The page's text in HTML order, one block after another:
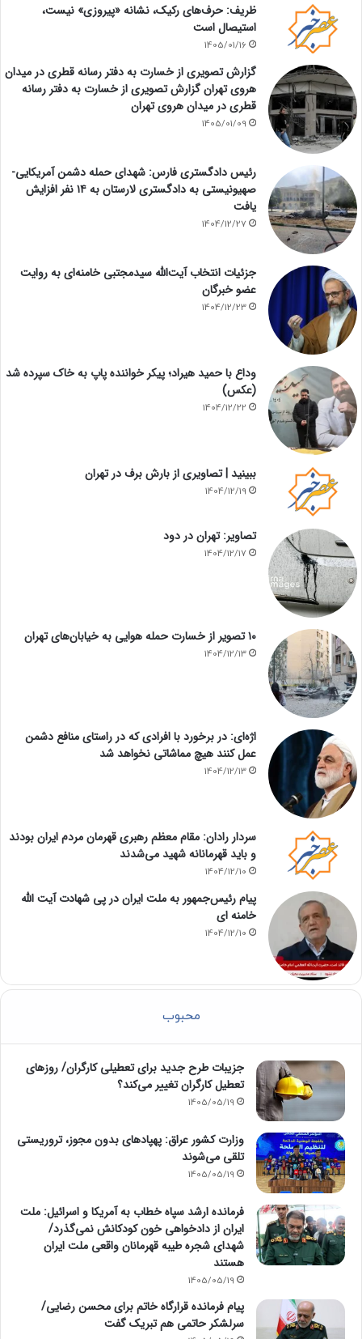
ظریف: حرف‌های رکیک، نشانه «پیروزی» نیست،
استیصال است
1405/01/16
گزارش تصویری از خسارت به دفتر رسانه قطری در میدان
هروی تهران گزارش تصویری از خسارت به دفتر رسانه
قطری در میدان هروی تهران
1405/01/09
رئیس دادگستری فارس: شهدای حمله دشمن آمریکایی-
صهیونیستی به دادگستری لارستان به ۱۴ نفر افزایش
یافت
1404/12/27
جزئیات انتخاب آیت‌الله سیدمجتبی خامنه‌ای به روایت
عضو خبرگان
1404/12/23
وداع با حمید هیراد؛ پیکر خواننده پاپ به خاک سپرده شد
(عکس)
1404/12/22
ببینید | تصاویری از بارش برف در تهران
1404/12/19
تصاویر: تهران در دود
1404/12/17
۱۰ تصویر از خسارت حمله هوایی به خیابان‌های تهران
1404/12/13
اژه‌ای: در برخورد با افرادی که در راستای منافع دشمن
عمل کنند هیچ مماشاتی نخواهد شد
1404/12/13
سردار رادان: مقام معظم رهبری قهرمان مردم ایران بودند
و باید قهرمانانه شهید می‌شدند
1404/12/10
پیام رئیس‌جمهور به ملت ایران در پی شهادت آیت الله
خامنه ای
1404/12/10
محبوب
جزیبات طرح جدید برای تعطیلی کارگران/ روزهای
تعطیل کارگران تغییر می‌کند؟
1405/05/19
وزارت کشور عراق: پهپادهای بدون مجوز، تروریستی
تلقی می‌شوند
1405/05/19
فرمانده ارشد سپاه خطاب به آمریکا و اسرائیل: ملت
ایران از دادخواهی خون کودکانش نمی‌گذرد/
شهدای شجره طیبه قهرمانان واقعی ملت ایران
هستند
1405/05/19
پیام فرمانده قرارگاه خاتم برای محسن رضایی/
سرلشکر حاتمی هم تبریک گفت